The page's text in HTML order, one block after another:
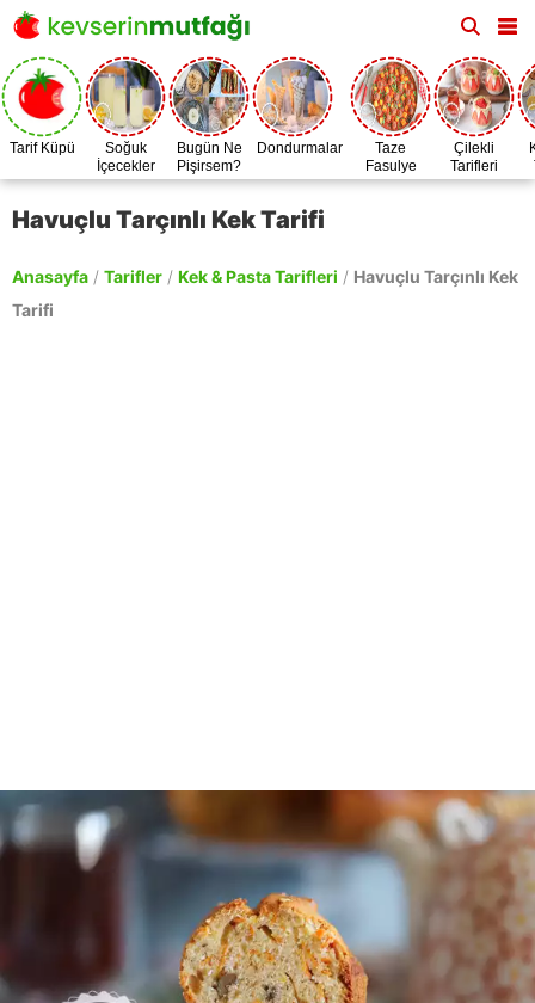
Tarif Küpü
Soğuk
İçecekler
Bugün Ne
Pişirsem?
Dondurmalar
Taze
Fasulye
Zamanı
Çilekli
Tarifleri
Havuçlu Tarçınlı Kek Tarifi
Anasayfa / Tarifler / Kek & Pasta Tarifleri / Havuçlu Tarçınlı Kek
Tarifi